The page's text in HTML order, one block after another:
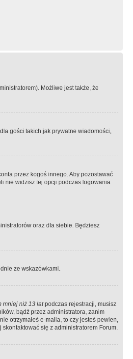
Możliwe jest także, że
gości takich jak prywatne wiadomości,
przez kogoś innego. Aby pozostawać
nie widzisz tej opcji podczas logowania
oraz dla siebie. Będziesz
ze wskazówkami.
mniej niż 13 latpodczas rejestracji, musisz
bądź przez administratora, zanim
otrzymałeś e-maila, to czy jesteś pewien,
się z administratorem Forum.